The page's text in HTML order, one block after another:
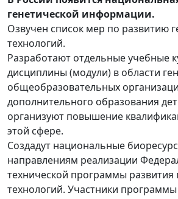
генетической информации.
Озвучен список мер по развитию
технологий.
Разработают отдельные учебные
дисциплины (модули) в области
общеобразовательных
дополнительного образования
организуют повышение
этой сфере.
Создадут национальные
направлениям реализации
технической программы развития
технологий. Участники программы